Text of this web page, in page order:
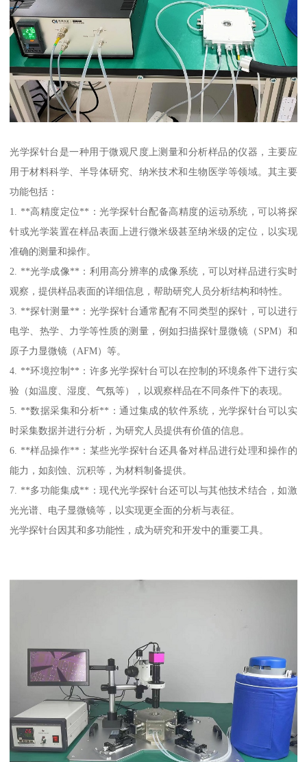
光学探针台是一种用于微观尺度上测量和分析样品的仪器，主要应
用于材料科学、半导体研究、纳米技术和生物医学等领域。其主要
功能包括：
1. **高精度定位**：光学探针台配备高精度的运动系统，可以将探
针或光学装置在样品表面上进行微米级甚至纳米级的定位，以实现
准确的测量和操作。
2. **光学成像**：利用高分辨率的成像系统，可以对样品进行实时
观察，提供样品表面的详细信息，帮助研究人员分析结构和特性。
3. **探针测量**：光学探针台通常配有不同类型的探针，可以进行
电学、热学、力学等性质的测量，例如扫描探针显微镜（SPM）和
原子力显微镜（AFM）等。
4. **环境控制**：许多光学探针台可以在控制的环境条件下进行实
验（如温度、湿度、气氛等），以观察样品在不同条件下的表现。
5. **数据采集和分析**：通过集成的软件系统，光学探针台可以实
时采集数据并进行分析，为研究人员提供有价值的信息。
6. **样品操作**：某些光学探针台还具备对样品进行处理和操作的
能力，如刻蚀、沉积等，为材料制备提供。
7. **多功能集成**：现代光学探针台还可以与其他技术结合，如激
光光谱、电子显微镜等，以实现更全面的分析与表征。
光学探针台因其和多功能性，成为研究和开发中的重要工具。